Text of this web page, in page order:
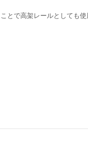
とで高架レールとしても